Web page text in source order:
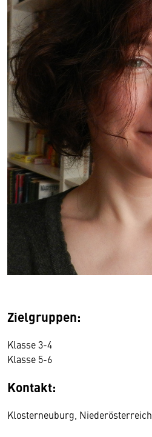
Zielgruppen:
Klasse 3-4
Klasse 5-6
Kontakt:
Klosterneuburg, Niederösterreich